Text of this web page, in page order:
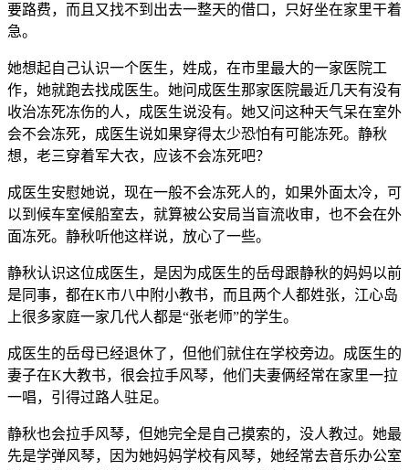
要路费，而且又找不到出去一整天的借口，只好坐在家里干着
急。
她想起自己认识一个医生，姓成，在市里最大的一家医院工
作，她就跑去找成医生。她问成医生那家医院最近几天有没有
收治冻死冻伤的人，成医生说没有。她又问这种天气呆在室外
会不会冻死，成医生说如果穿得太少恐怕有可能冻死。静秋
想，老三穿着军大衣，应该不会冻死吧？
成医生安慰她说，现在一般不会冻死人的，如果外面太冷，可
以到候车室候船室去，就算被公安局当盲流收审，也不会在外
面冻死。静秋听他这样说，放心了一些。
静秋认识这位成医生，是因为成医生的岳母跟静秋的妈妈以前
是同事，都在K市八中附小教书，而且两个人都姓张，江心岛
上很多家庭一家几代人都是“张老师”的学生。
成医生的岳母已经退休了，但他们就住在学校旁边。成医生的
妻子在K大教书，很会拉手风琴，他们夫妻俩经常在家里一拉
一唱，引得过路人驻足。
静秋也会拉手风琴，但她完全是自己摸索的，没人教过。她最
先是学弹风琴，因为她妈妈学校有风琴，她经常去音乐办公室